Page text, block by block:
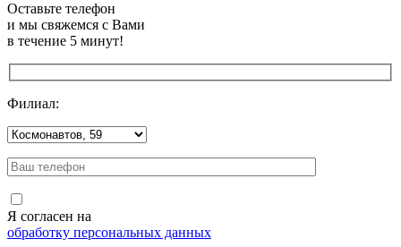
Оставьте телефон
и мы свяжемся с Вами
в течение 5 минут!
Филиал:
Я согласен на
обработку персональных данных